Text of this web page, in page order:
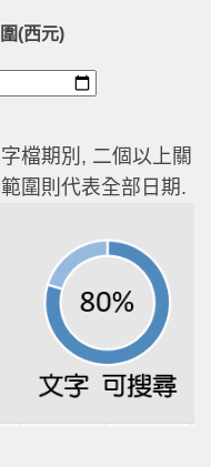
(西元)
檔期別, 二個以上關
圍則代表全部日期.